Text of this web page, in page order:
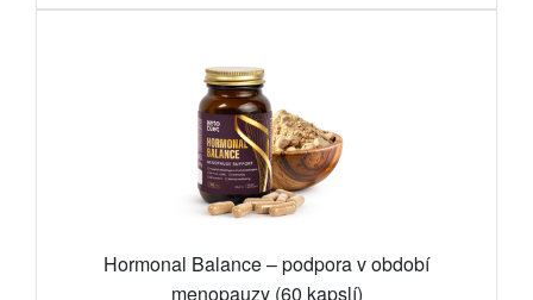
Hormonal Balance – podpora v období
menopauzy (60 kapslí)